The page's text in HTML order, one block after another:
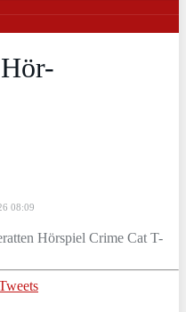
08:09